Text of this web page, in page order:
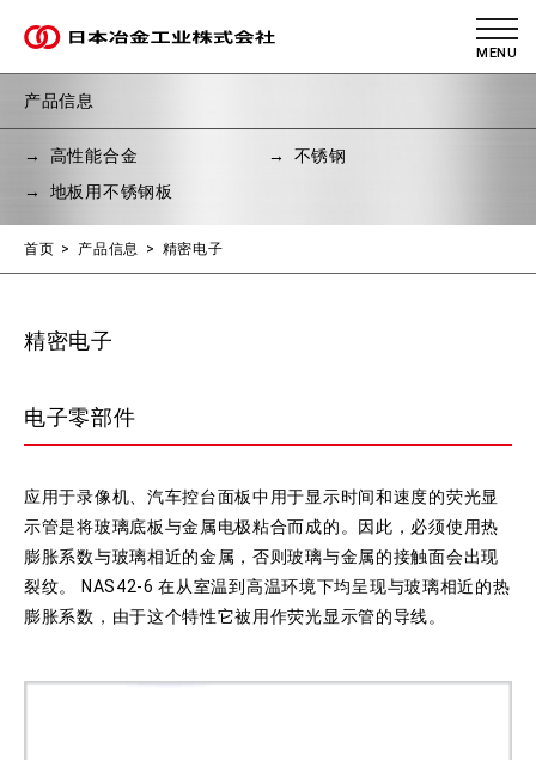
产品信息
高性能合金
不锈钢
地板用不锈钢板
首页 产品信息 精密电子
精密电子
电子零部件
应用于录像机、汽车控台面板中用于显示时间和速度的荧光显
示管是将玻璃底板与金属电极粘合而成的。因此，必须使用热
膨胀系数与玻璃相近的金属，否则玻璃与金属的接触面会出现
裂纹。 NAS42-6 在从室温到高温环境下均呈现与玻璃相近的热
膨胀系数，由于这个特性它被用作荧光显示管的导线。